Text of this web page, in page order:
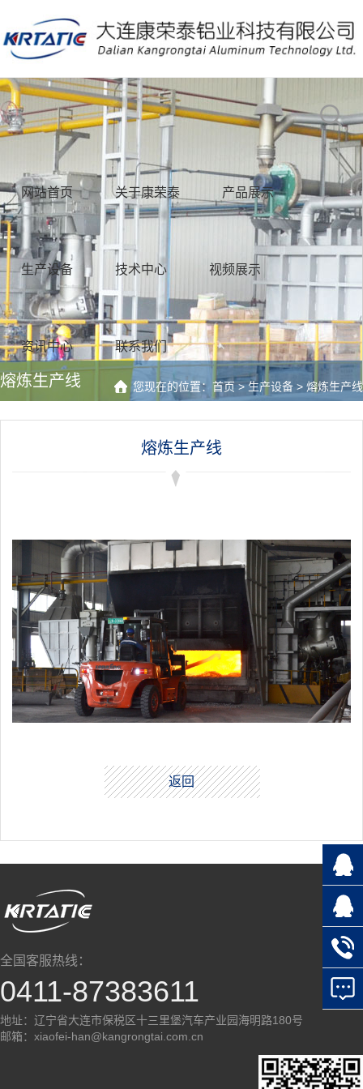
网站首页 关于康荣泰 产品展示
生产设备 技术中心 视频展示
资讯中心 联系我们
熔炼生产线 您现在的位置： 首页>生产设备 > 熔炼生产线
熔炼生产线
返回
全国客服热线：
0411-87383611
地址：辽宁省大连市保税区十三里堡汽车产业园海明路180号
邮箱：xiaofei-han@kangrongtai.com.cn